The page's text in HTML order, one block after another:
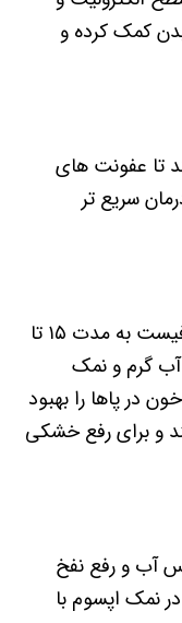
کمک کرده و
تا عفونت های
سریع تر
برای برطرف کردن ورم و بوی بد پا، کافیست به مدت ۱۵ تا
آب گرم و نمک
در پاها را بهبود
و برای رفع خشکی
آب و رفع نفخ
نمک اپسوم با